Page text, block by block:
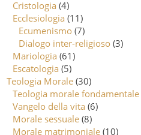
Cristologia (4)
Ecclesiologia (11)
Ecumenismo (7)
Dialogo inter-religioso (3)
Mariologia (61)
Escatologia (5)
Teologia Morale (30)
Teologia morale fondamentale
Vangelo della vita (6)
Morale sessuale (8)
Morale matrimoniale (10)